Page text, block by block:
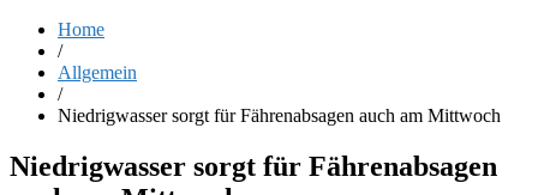
Home
/
Allgemein
/
Niedrigwasser sorgt für Fährenabsagen auch am Mittwoch
Niedrigwasser sorgt für Fährenabsagen